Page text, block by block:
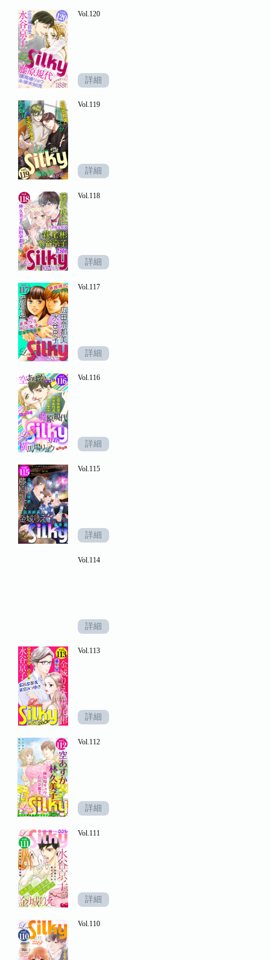
Vol.120
詳細
Vol.119
詳細
Vol.118
詳細
Vol.117
詳細
Vol.116
詳細
Vol.115
詳細
Vol.114
詳細
Vol.113
詳細
Vol.112
詳細
Vol.111
詳細
Vol.110